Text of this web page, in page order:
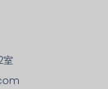
室